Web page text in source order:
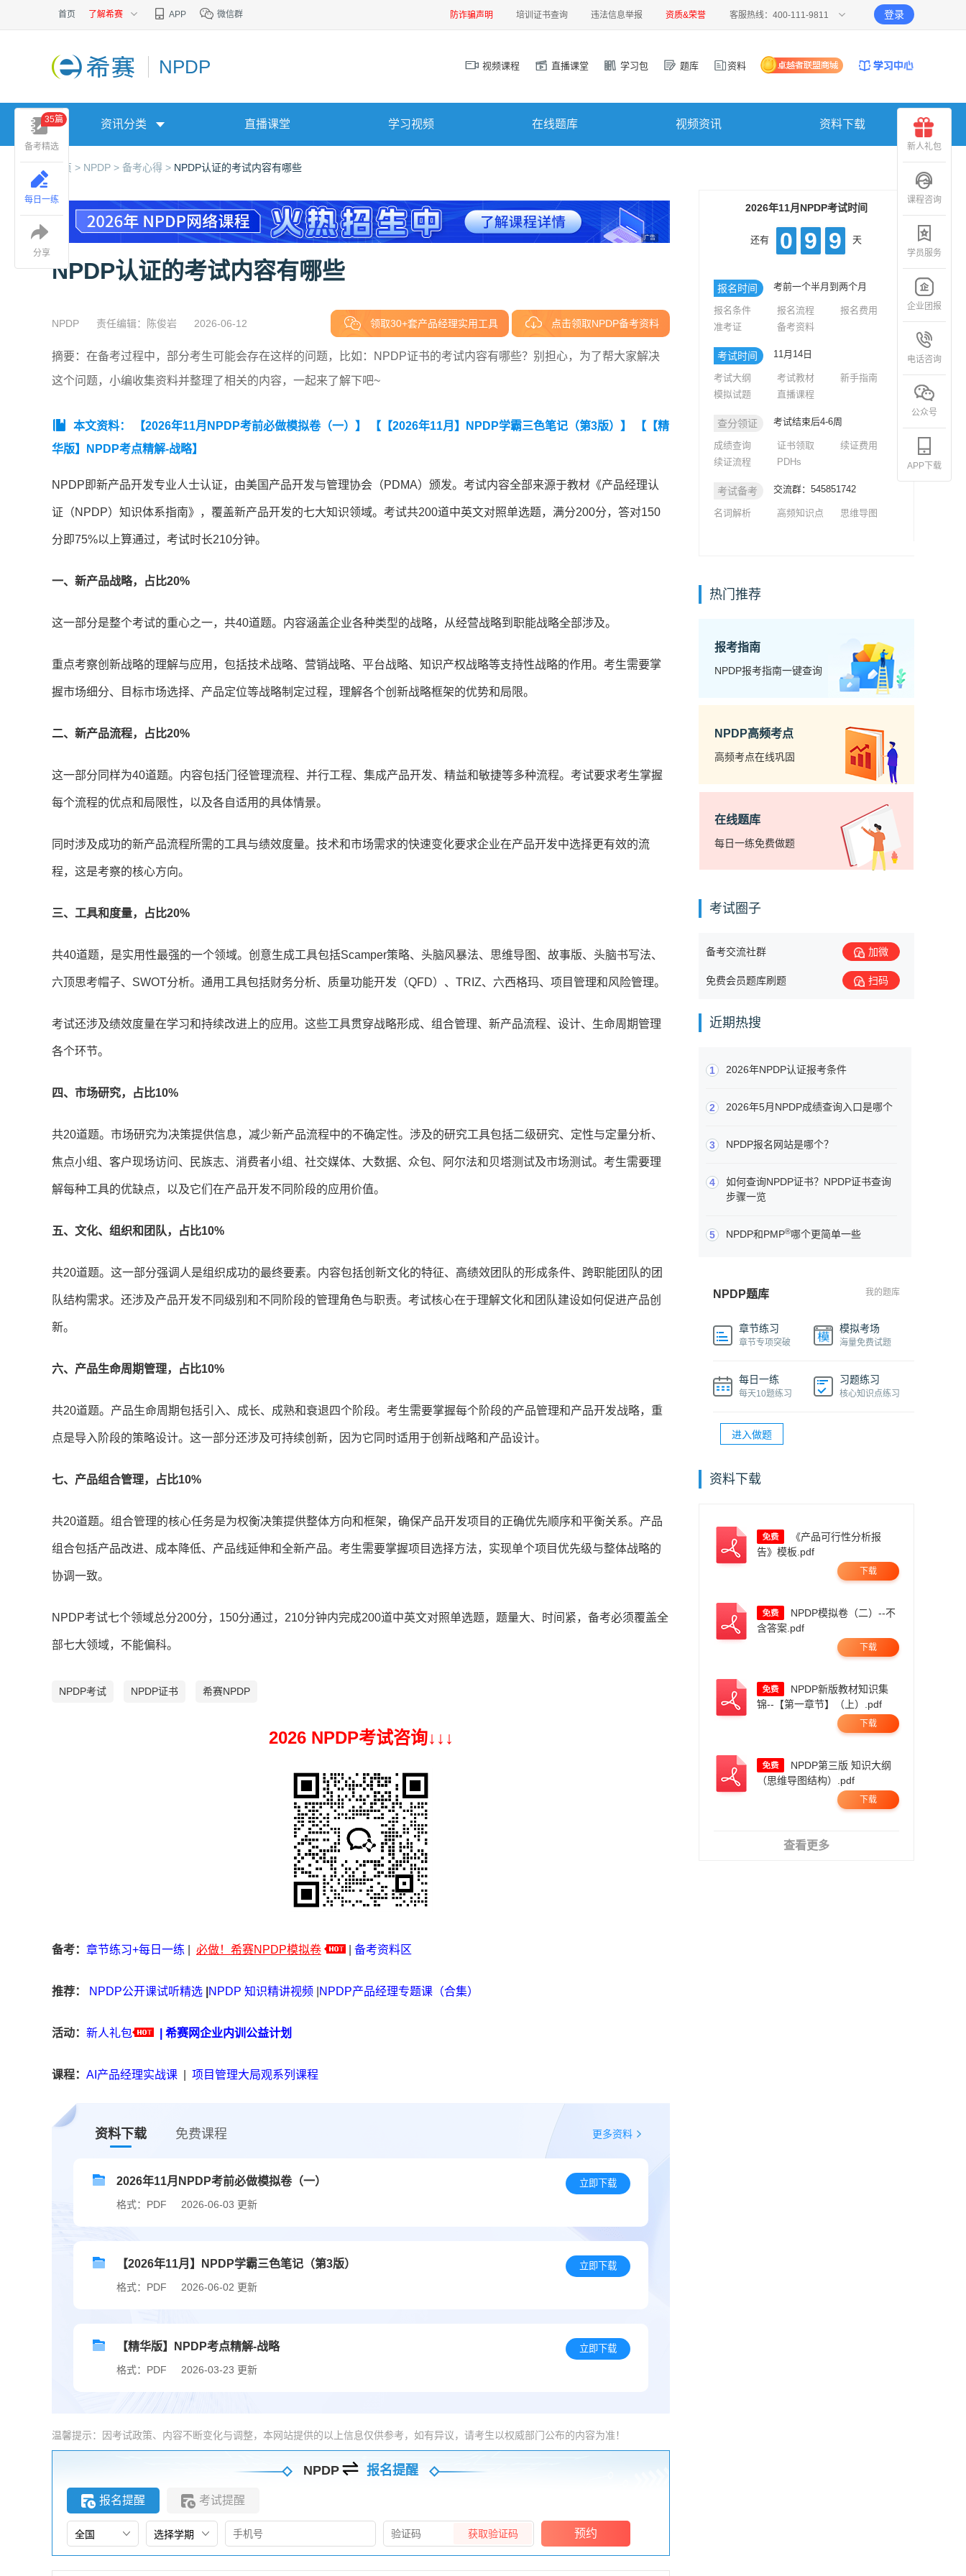
首页 了解希赛 APP 微信群 防诈骗声明 培训证书查询 违法信息举报 资质&荣誉 客服热线：400-111-9811 登录
NPDP 视频课程 直播课堂 学习包 题库 资料
资讯分类 直播课堂 学习视频 在线题库 视频资讯 资料下载
首页 > NPDP > 备考心得 > NPDP认证的考试内容有哪些
广告
NPDP认证的考试内容有哪些
NPDP 责任编辑：陈俊岩 2026-06-12 领取30+套产品经理实用工具 点击领取NPDP备考资料
摘要：在备考过程中，部分考生可能会存在这样的问题，比如：NPDP证书的考试内容有哪些？别担心，为了帮大家解决
这个问题，小编收集资料并整理了相关的内容，一起来了解下吧~
本文资料： 【2026年11月NPDP考前必做模拟卷（一）】 【【2026年11月】NPDP学霸三色笔记（第3版）】
【【精
华版】NPDP考点精解-战略】
NPDP即新产品开发专业人士认证，由美国产品开发与管理协会（PDMA）颁发。考试内容全部来源于教材《产品经理认
证（NPDP）知识体系指南》，覆盖新产品开发的七大知识领域。考试共200道中英文对照单选题，满分200分，答对150
分即75%以上算通过，考试时长210分钟。
一、新产品战略，占比20%
这一部分是整个考试的重心之一，共40道题。内容涵盖企业各种类型的战略，从经营战略到职能战略全部涉及。
重点考察创新战略的理解与应用，包括技术战略、营销战略、平台战略、知识产权战略等支持性战略的作用。考生需要掌
握市场细分、目标市场选择、产品定位等战略制定过程，理解各个创新战略框架的优势和局限。
二、新产品流程，占比20%
这一部分同样为40道题。内容包括门径管理流程、并行工程、集成产品开发、精益和敏捷等多种流程。考试要求考生掌握
每个流程的优点和局限性，以及各自适用的具体情景。
同时涉及成功的新产品流程所需的工具与绩效度量。技术和市场需求的快速变化要求企业在产品开发中选择更有效的流
程，这是考察的核心方向。
三、工具和度量，占比20%
共40道题，是实用性最强的一个领域。创意生成工具包括Scamper策略、头脑风暴法、思维导图、故事版、头脑书写法、
六顶思考帽子、SWOT分析。通用工具包括财务分析、质量功能开发（QFD）、TRIZ、六西格玛、项目管理和风险管理。
考试还涉及绩效度量在学习和持续改进上的应用。这些工具贯穿战略形成、组合管理、新产品流程、设计、生命周期管理
各个环节。
四、市场研究，占比10%
共20道题。市场研究为决策提供信息，减少新产品流程中的不确定性。涉及的研究工具包括二级研究、定性与定量分析、
焦点小组、客户现场访问、民族志、消费者小组、社交媒体、大数据、众包、阿尔法和贝塔测试及市场测试。考生需要理
解每种工具的优缺点，以及它们在产品开发不同阶段的应用价值。
五、文化、组织和团队，占比10%
共20道题。这一部分强调人是组织成功的最终要素。内容包括创新文化的特征、高绩效团队的形成条件、跨职能团队的团
队结构需求。还涉及产品开发不同级别和不同阶段的管理角色与职责。考试核心在于理解文化和团队建设如何促进产品创
新。
六、产品生命周期管理，占比10%
共20道题。产品生命周期包括引入、成长、成熟和衰退四个阶段。考生需要掌握每个阶段的产品管理和产品开发战略，重
点是导入阶段的策略设计。这一部分还涉及可持续创新，因为它同时适用于创新战略和产品设计。
七、产品组合管理，占比10%
共20道题。组合管理的核心任务是为权衡决策提供整体方向和框架，确保产品开发项目的正确优先顺序和平衡关系。产品
组合包括产品改进、成本降低、产品线延伸和全新产品。考生需要掌握项目选择方法，实现单个项目优先级与整体战略的
协调一致。
NPDP考试七个领域总分200分，150分通过，210分钟内完成200道中英文对照单选题，题量大、时间紧，备考必须覆盖全
部七大领域，不能偏科。
NPDP考试 NPDP证书 希赛NPDP
2026 NPDP考试咨询↓ ↓ ↓
备考： 章节练习+每日一练 必做！希赛NPDP模拟卷 备考资料区
推荐： NPDP公开课试听精选 NPDP 知识精讲视频 NPDP产品经理专题课（合集）
活动： 新人礼包 希赛网企业内训公益计划
课程： AI产品经理实战课 项目管理大局观系列课程
资料下载 免费课程 更多资料
2026年11月NPDP考前必做模拟卷（一）
格式：PDF 2026-06-03 更新
立即下载
【2026年11月】NPDP学霸三色笔记（第3版）
格式：PDF 2026-06-02 更新
立即下载
【精华版】NPDP考点精解-战略
格式：PDF 2026-03-23 更新
立即下载
温馨提示：因考试政策、内容不断变化与调整，本网站提供的以上信息仅供参考，如有异议，请考生以权威部门公布的内容为准！
NPDP 报名提醒
报名提醒 考试提醒
获取验证码 预约
2026年11月NPDP考试时间
还有 0 9 9 天
报名时间 考前一个半月到两个月
报名条件 报名流程
报名费用
准考证
备考资料
考试时间 11月14日
考试大纲 考试教材
新手指南
模拟试题
直播课程
查分领证 考试结束后4-6周
成绩查询 证书领取
续证费用
续证流程
PDHs
考试备考 交流群：545851742
名词解析 高频知识点 思维导图
热门推荐
报考指南
NPDP报考指南一键查询
NPDP高频考点
高频考点在线巩固
在线题库
每日一练免费做题
考试圈子
备考交流社群 加微
免费会员题库刷题 扫码
近期热搜
1 2026年NPDP认证报考条件
2 2026年5月NPDP成绩查询入口是哪个
3 NPDP报名网站是哪个？
4
如何查询NPDP证书？NPDP证书查询
步骤一览
5 NPDP和PMP®哪个更简单一些
NPDP题库 我的题库
章节练习
章节专项突破
模拟考场
海量免费试题
每日一练
每天10题练习
习题练习
核心知识点练习
进入做题
资料下载
告》模板.pdf
下载
含答案.pdf
下载
锦--【第一章节】（上）.pdf
下载
（思维导图结构）.pdf
下载
查看更多
备考精选
35篇
每日一练
分享
新人礼包
课程咨询
学员服务
企业团报
电话咨询
公众号
APP下载